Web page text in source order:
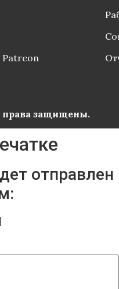
Patreon
права защищены.
отправлен